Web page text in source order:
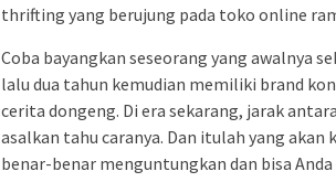
thrifting yang berujung pada toko online
Coba bayangkan seseorang yang awalnya
lalu dua tahun kemudian memiliki brand
cerita dongeng. Di era sekarang, jarak
asalkan tahu caranya. Dan itulah yang
benar-benar menguntungkan dan bisa